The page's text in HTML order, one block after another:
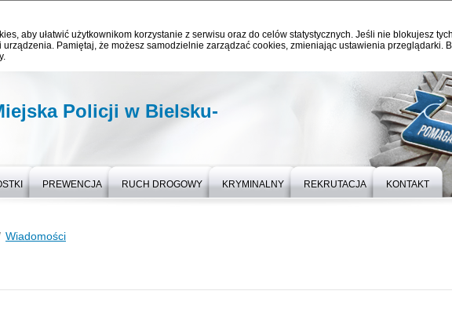
aby ułatwić użytkownikom korzystanie z serwisu oraz do celów statystycznych. Jeśli nie blokujesz
Pamiętaj, że możesz samodzielnie zarządzać cookies, zmieniając ustawienia przeglądarki.
Policji w Bielsku-
PREWENCJA RUCH DROGOWY KRYMINALNY REKRUTACJA KONTAKT
Wiadomości